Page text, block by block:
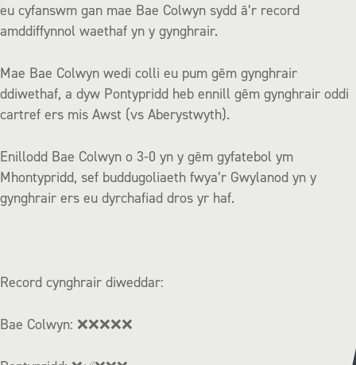
eu cyfanswm gan mae Bae Colwyn sydd â’r record
amddiffynnol waethaf yn y gynghrair.
Mae Bae Colwyn wedi colli eu pum gêm gynghrair
ddiwethaf, a dyw Pontypridd heb ennill gêm gynghrair oddi
cartref ers mis Awst (vs Aberystwyth).
Enillodd Bae Colwyn o 3-0 yn y gêm gyfatebol ym
Mhontypridd, sef buddugoliaeth fwya’r Gwylanod yn y
gynghrair ers eu dyrchafiad dros yr haf.
Record cynghrair diweddar:
Bae Colwyn: ❌❌❌❌❌